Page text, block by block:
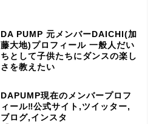
DA PUMP 元メンバーDAICHI(加
藤大地)プロフィール 一般人だい
ちとして子供たちにダンスの楽し
さを教えたい
DAPUMP現在のメンバープロフ
ィール‼公式サイト,ツイッター,
ブログ,インスタ